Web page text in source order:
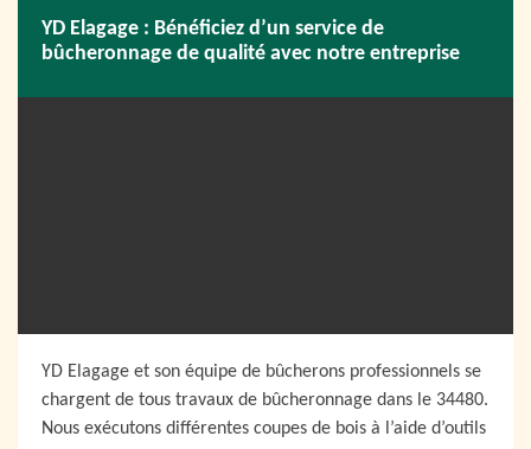
YD Elagage : Bénéficiez d’un service de
bûcheronnage de qualité avec notre entreprise
YD Elagage et son équipe de bûcherons professionnels se
chargent de tous travaux de bûcheronnage dans le 34480.
Nous exécutons différentes coupes de bois à l’aide d’outils